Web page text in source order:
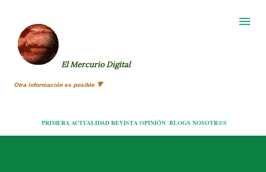
El Mercurio Digital
Otra información es posible 🔻
PRIMERA ACTUALIDAD REVISTA OPINIÓN BLOGS NOSOTR@S